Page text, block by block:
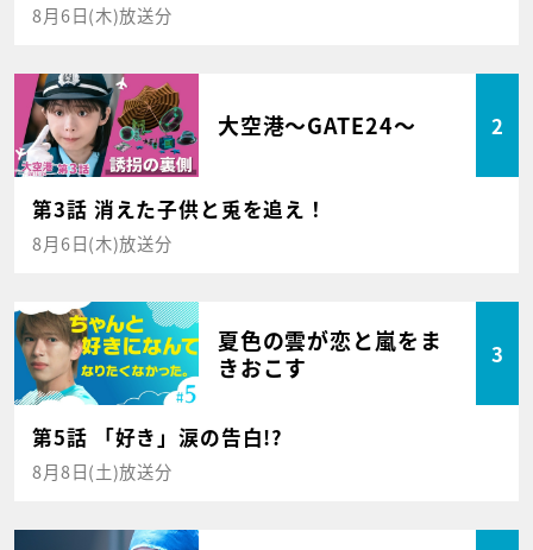
8月6日(木)放送分
大空港～GATE24～ 2
第3話 消えた子供と兎を追え！
8月6日(木)放送分
夏色の雲が恋と嵐をま
きおこす
3
第5話 「好き」涙の告白!?
8月8日(土)放送分